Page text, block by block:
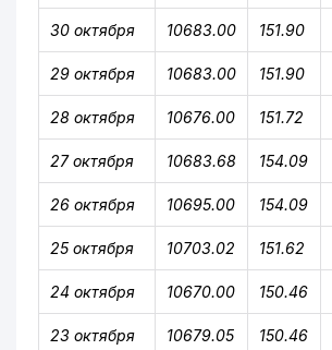
30 октября 10683.00 151.90
29 октября 10683.00 151.90
28 октября 10676.00 151.72
27 октября 10683.68 154.09
26 октября 10695.00 154.09
25 октября 10703.02 151.62
24 октября 10670.00 150.46
23 октября 10679.05 150.46